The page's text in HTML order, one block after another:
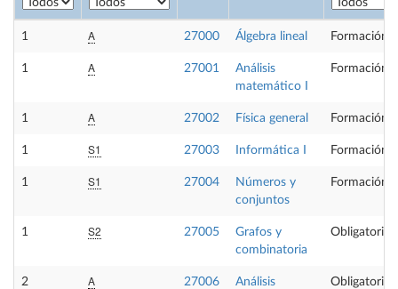
1 A 27000 Álgebra lineal Formación
1 A 27001
Análisis
matemático I
Formación
1 A 27002 Física general Formación
1 S1 27003 Informática I Formación
1 S1 27004
Números y
conjuntos
Formación
1 S2 27005
Grafos y
combinatoria
Obligatoria
2 A 27006
Análisis
Obligatoria